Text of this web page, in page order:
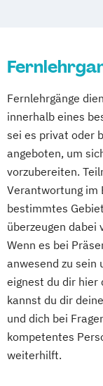
Villingen-
Fernlehrgänge
innerhalb eines
sei es privat oder
angeboten, um
vorzubereiten.
Verantwortung im
bestimmtes
überzeugen
Wenn es bei
anwesend zu sein
eignest du dir hier
kannst du dir
und dich bei
kompetentes
weiterhilft.